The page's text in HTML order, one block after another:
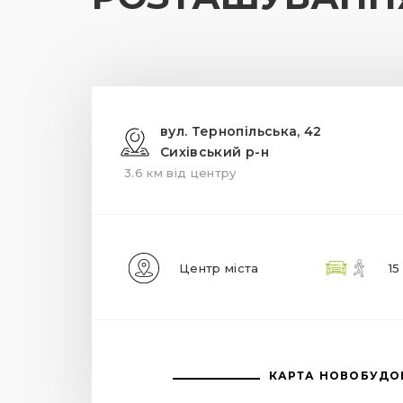
вул. Тернопільська, 42
Сихівський р-н
3.6 км від центру
Центр міста
КАРТА